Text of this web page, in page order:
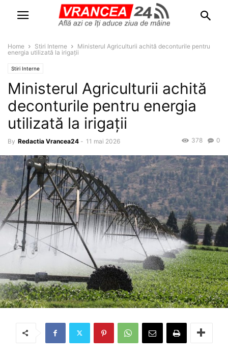
Home Stiri Interne
Ministerul Agriculturii achită deconturile pentru
energia utilizată la irigații
Stiri Interne
Ministerul Agriculturii achită
deconturile pentru energia
utilizată la irigații
By Redactia Vrancea24 - 11 mai 2026 0
378